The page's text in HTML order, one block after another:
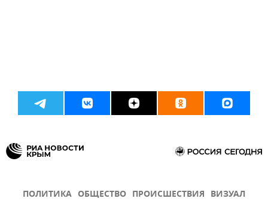
ПОЛИТИКА ОБЩЕСТВО ПРОИСШЕСТВИЯ ВИЗУАЛ